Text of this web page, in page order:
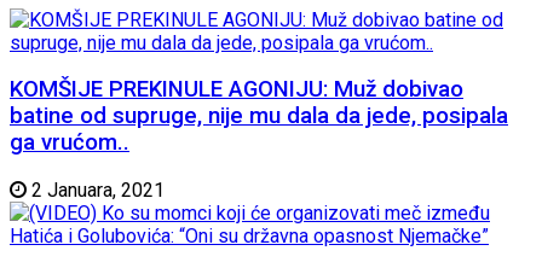
KOMŠIJE PREKINULE AGONIJU: Muž dobivao
batine od supruge, nije mu dala da jede, posipala
ga vrućom..
2 Januara, 2021